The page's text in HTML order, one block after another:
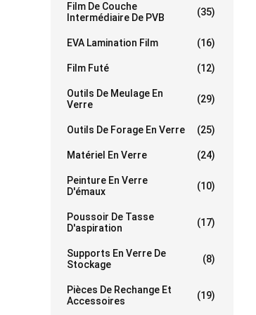
Film De Couche
Intermédiaire De PVB
(35)
EVA Lamination Film (16)
Film Futé (12)
Outils De Meulage En
Verre
(29)
Outils De Forage En Verre (25)
Matériel En Verre (24)
Peinture En Verre
D'émaux
(10)
Poussoir De Tasse
D'aspiration
(17)
Supports En Verre De
Stockage
(8)
Pièces De Rechange Et
Accessoires
(19)